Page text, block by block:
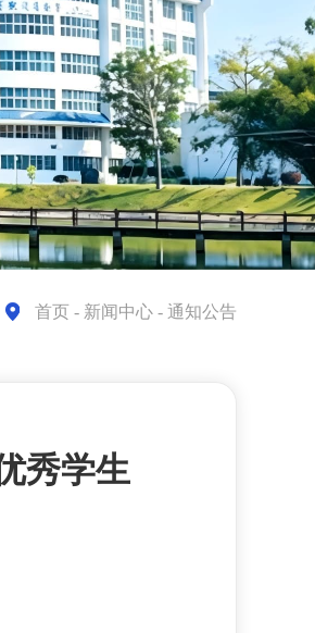
首页 - 新闻中心 - 通知公告
秀学生